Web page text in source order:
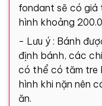
fondant sẽ có giá
hình khoảng
- Lưu ý : Bánh
định bánh, các
có thể có tăm tre
hình khi nặn nên
ăn.